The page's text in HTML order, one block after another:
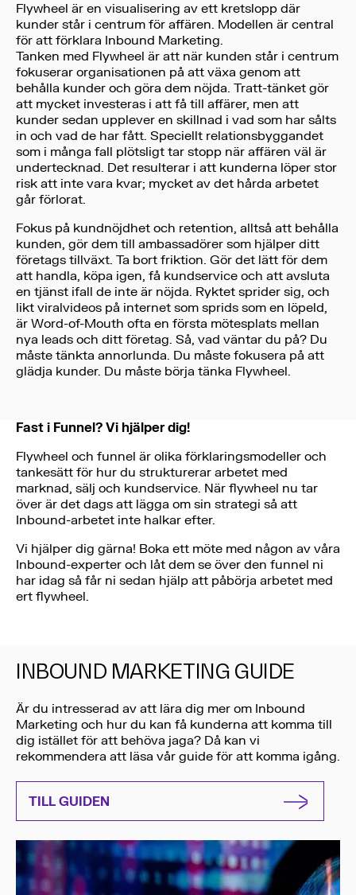
Flywheel är en visualisering av ett kretslopp där
kunder står i centrum för affären. Modellen är central
för att förklara Inbound Marketing.
Tanken med Flywheel är att när kunden står i centrum
fokuserar organisationen på att växa genom att
behålla kunder och göra dem nöjda. Tratt-tänket gör
att mycket investeras i att få till affärer, men att
kunder sedan upplever en skillnad i vad som har sålts
in och vad de har fått. Speciellt relationsbyggandet
som i många fall plötsligt tar stopp när affären väl är
undertecknad. Det resulterar i att kunderna löper stor
risk att inte vara kvar; mycket av det hårda arbetet
går förlorat.
Fokus på kundnöjdhet och retention, alltså att behålla
kunden, gör dem till ambassadörer som hjälper ditt
företags tillväxt. Ta bort friktion. Gör det lätt för dem
att handla, köpa igen, få kundservice och att avsluta
en tjänst ifall de inte är nöjda. Ryktet sprider sig, och
likt viralvideos på internet som sprids som en löpeld,
är Word-of-Mouth ofta en första mötesplats mellan
nya leads och ditt företag. Så, vad väntar du på? Du
måste tänkta annorlunda. Du måste fokusera på att
glädja kunder. Du måste börja tänka Flywheel.
Fast i Funnel? Vi hjälper dig!
Flywheel och funnel är olika förklaringsmodeller och
tankesätt för hur du strukturerar arbetet med
marknad, sälj och kundservice. När flywheel nu tar
över är det dags att lägga om sin strategi så att
Inbound-arbetet inte halkar efter.
Vi hjälper dig gärna! Boka ett möte med någon av våra
Inbound-experter och låt dem se över den funnel ni
har idag så får ni sedan hjälp att påbörja arbetet med
ert flywheel.
INBOUND MARKETING GUIDE
Är du intresserad av att lära dig mer om Inbound
Marketing och hur du kan få kunderna att komma till
dig istället för att behöva jaga? Då kan vi
rekommendera att läsa vår guide för att komma igång.
TILL GUIDEN